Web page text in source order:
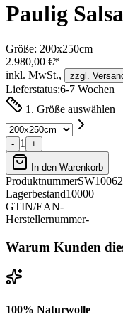
Paulig
Größe: 200x250cm
2.980,00 €*
inkl. MwSt.,
zzgl.
Lieferstatus:6-7 Wochen
1. Größe auswählen
- 1 +
In den Warenkorb
Produktnummer
Lagerbestand10000
GTIN/EAN-
Herstellernummer-
Warum Kunden
100% Naturwolle